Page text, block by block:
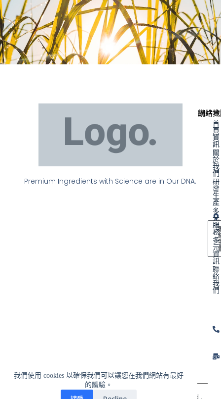
我們使用 cookies 以確保我們可以讓您在我們網站有最好
的體驗。
Premium Ingredients with Science are in Our DNA.
聯絡
網站
首
頁
資
訊
關
於
我
們
研
發
生
產
多
元
服
務
多
元
資
訊
聯
絡
我
們
© 2024 富士博國際企業有限公司 All Rights Reserved .